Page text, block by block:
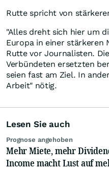
Rutte spricht von
"Alles dreht sich hier um
Europa in einer stärkeren
Rutte vor Journalisten.
Verbündeten ersetzten
seien fast am Ziel. In
Arbeit" nötig.
Lesen Sie auch
Prognose angehoben
Mehr Miete, mehr
Income macht Lust auf